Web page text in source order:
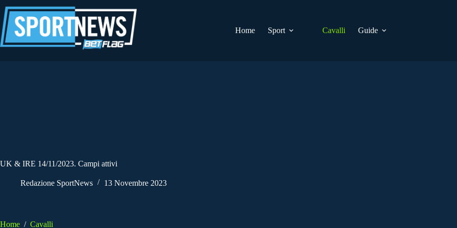
al
contenuto
Home
Sport Cavalli Guide
UK & IRE 14/11/2023. Campi attivi
Redazione SportNews 13 Novembre 2023
Home / Cavalli